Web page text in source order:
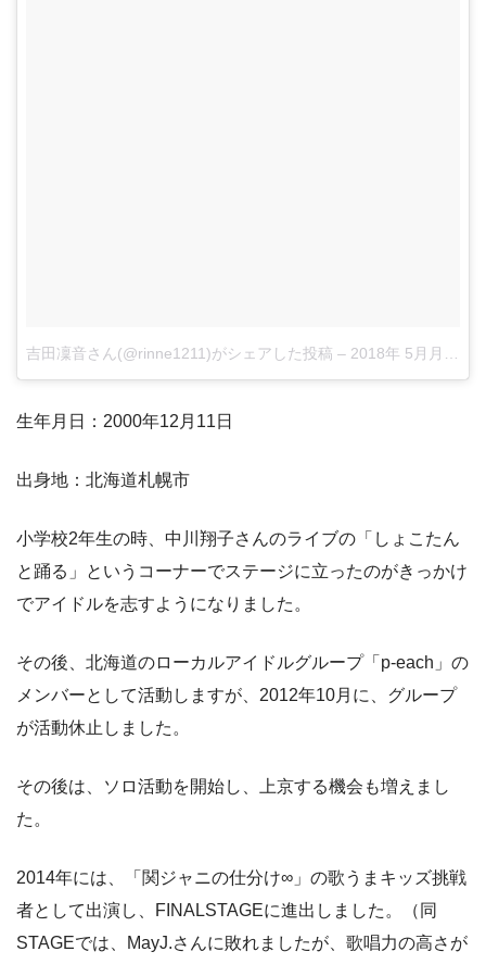
吉田凜音さん(@rinne1211)がシェアした投稿 – 2018年 5月月14日午前12時58分PDT
生年月日：2000年12月11日
出身地：北海道札幌市
小学校2年生の時、中川翔子さんのライブの「しょこたん
と踊る」というコーナーでステージに立ったのがきっかけ
でアイドルを志すようになりました。
その後、北海道のローカルアイドルグループ「p-each」の
メンバーとして活動しますが、2012年10月に、グループ
が活動休止しました。
その後は、ソロ活動を開始し、上京する機会も増えまし
た。
2014年には、「関ジャニの仕分け∞」の歌うまキッズ挑戦
者として出演し、FINALSTAGEに進出しました。（同
STAGEでは、MayJ.さんに敗れましたが、歌唱力の高さが